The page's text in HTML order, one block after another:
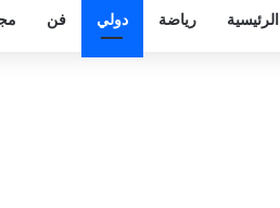
الرئيسية رياضة دولي فن